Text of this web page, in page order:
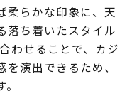
柔らかな印象に、天
落ち着いたスタイル
わせることで、カジ
演出できるため、